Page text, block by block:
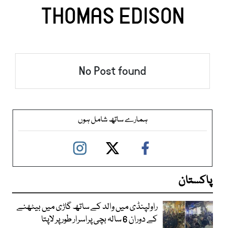
THOMAS EDISON
No Post found
ہمارے ساتھ شامل ہوں
پاکستان
راولپنڈی میں والد کے ساتھ گاڑی میں بیٹھنے
کے دوران 6 سالہ بچی پراسرار طور پر لاپتا